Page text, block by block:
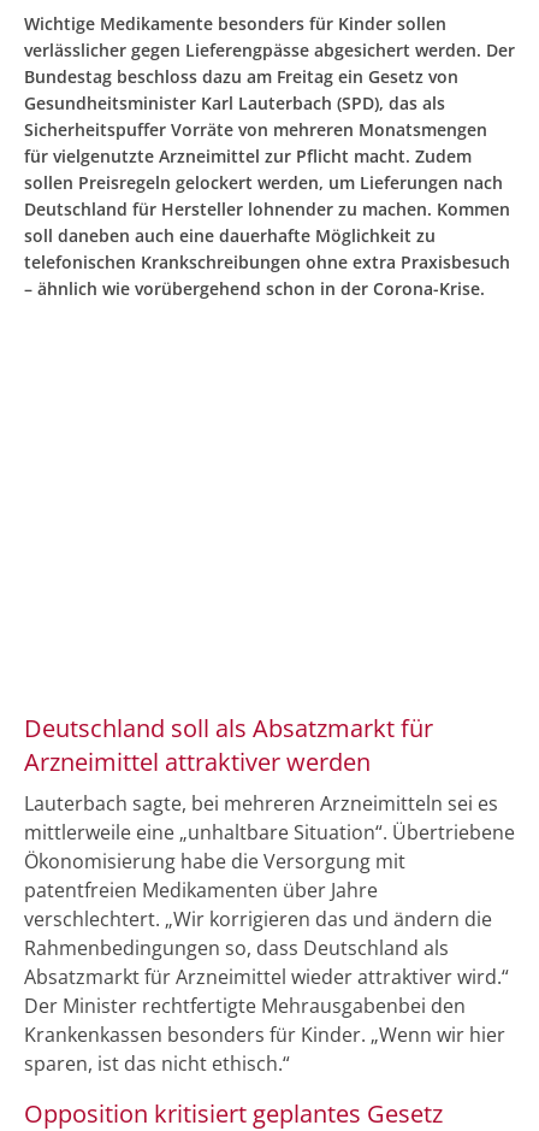
Wichtige Medikamente besonders für Kinder sollen
verlässlicher gegen Lieferengpässe abgesichert werden. Der
Bundestag beschloss dazu am Freitag ein Gesetz von
Gesundheitsminister Karl Lauterbach (SPD), das als
Sicherheitspuffer Vorräte von mehreren Monatsmengen
für vielgenutzte Arzneimittel zur Pflicht macht. Zudem
sollen Preisregeln gelockert werden, um Lieferungen nach
Deutschland für Hersteller lohnender zu machen. Kommen
soll daneben auch eine dauerhafte Möglichkeit zu
telefonischen Krankschreibungen ohne extra Praxisbesuch
– ähnlich wie vorübergehend schon in der Corona-Krise.
Deutschland soll als Absatzmarkt für
Arzneimittel attraktiver werden
Lauterbach sagte, bei mehreren Arzneimitteln sei es
mittlerweile eine „unhaltbare Situation“. Übertriebene
Ökonomisierung habe die Versorgung mit
patentfreien Medikamenten über Jahre
verschlechtert. „Wir korrigieren das und ändern die
Rahmenbedingungen so, dass Deutschland als
Absatzmarkt für Arzneimittel wieder attraktiver wird.“
Der Minister rechtfertigte Mehrausgabenbei den
Krankenkassen besonders für Kinder. „Wenn wir hier
sparen, ist das nicht ethisch.“
Opposition kritisiert geplantes Gesetz